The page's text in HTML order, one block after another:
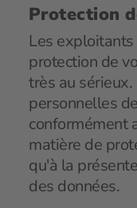
Protection
Les
protection de
très au
personnelles
conformément
matière de
qu'à la
des données.